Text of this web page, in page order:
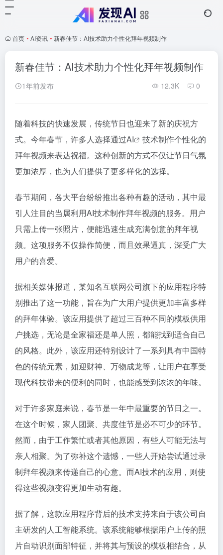
首页 • AI资讯 • 新春佳节：AI技术助力个性化拜年视频制作
新春佳节：AI技术助力个性化拜年视频制作
1年前发布 12.3K 0
随着科技的快速发展，传统节日也迎来了新的庆祝方
式。今年春节，许多人选择通过AI
技术制作个性化的
拜年视频来表达祝福。这种创新的方式不仅让节日气氛
更加浓厚，也为人们提供了更多样化的选择。
春节期间，各大平台纷纷推出各种有趣的活动，其中最
引人注目的当属利用AI技术制作拜年视频的服务。用户
只需上传一张照片，便能迅速生成充满创意的拜年视
频。这项服务不仅操作简便，而且效果逼真，深受广大
用户的喜爱。
据相关媒体报道，某知名互联网公司旗下的应用程序特
别推出了这一功能，旨在为广大用户提供更加丰富多样
的拜年体验。该应用提供了超过三百种不同的模板供用
户挑选，无论是全家福还是单人照，都能找到适合自己
的风格。此外，该应用还特别设计了一系列具有中国特
色的传统元素，如迎财神、万物成龙等，让用户在享受
现代科技带来的便利的同时，也能感受到浓浓的年味。
对于许多家庭来说，春节是一年中最重要的节日之一。
在这个时候，家人团聚、共度佳节是必不可少的环节。
然而，由于工作繁忙或者其他原因，有些人可能无法与
亲人相聚。为了弥补这个遗憾，一些人开始尝试通过录
制拜年视频来传递自己的心意。而AI技术的应用，则使
得这些视频变得更加生动有趣。
据了解，这款应用程序背后的技术支持来自于该公司自
主研发的人工智能系统。该系统能够根据用户上传的照
片自动识别面部特征，并将其与预设的模板相结合，从